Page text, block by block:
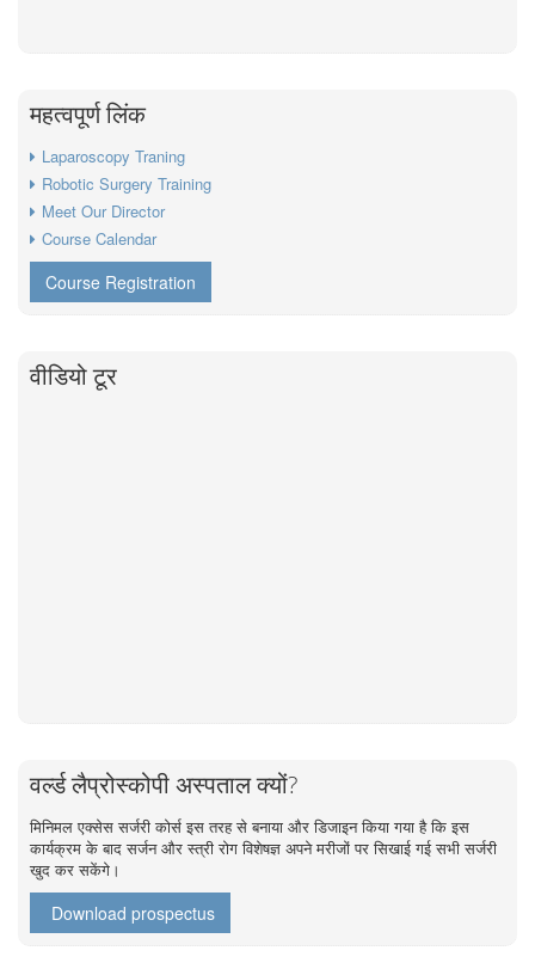
महत्वपूर्ण लिंक
Laparoscopy Traning
Robotic Surgery Training
Meet Our Director
Course Calendar
Course Registration
वीडियो टूर
वर्ल्ड लैप्रोस्कोपी अस्पताल क्यों?
मिनिमल एक्सेस सर्जरी कोर्स इस तरह से बनाया और डिजाइन किया गया है कि इस
कार्यक्रम के बाद सर्जन और स्त्री रोग विशेषज्ञ अपने मरीजों पर सिखाई गई सभी सर्जरी
खुद कर सकेंगे।
Download prospectus